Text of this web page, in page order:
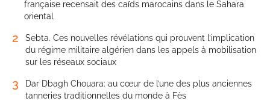
française recensait des caïds marocains dans le Sahara
oriental
2
Sebta. Ces nouvelles révélations qui prouvent l’implication
du régime militaire algérien dans les appels à mobilisation
sur les réseaux sociaux
3
Dar Dbagh Chouara: au cœur de l’une des plus anciennes
tanneries traditionnelles du monde à Fès